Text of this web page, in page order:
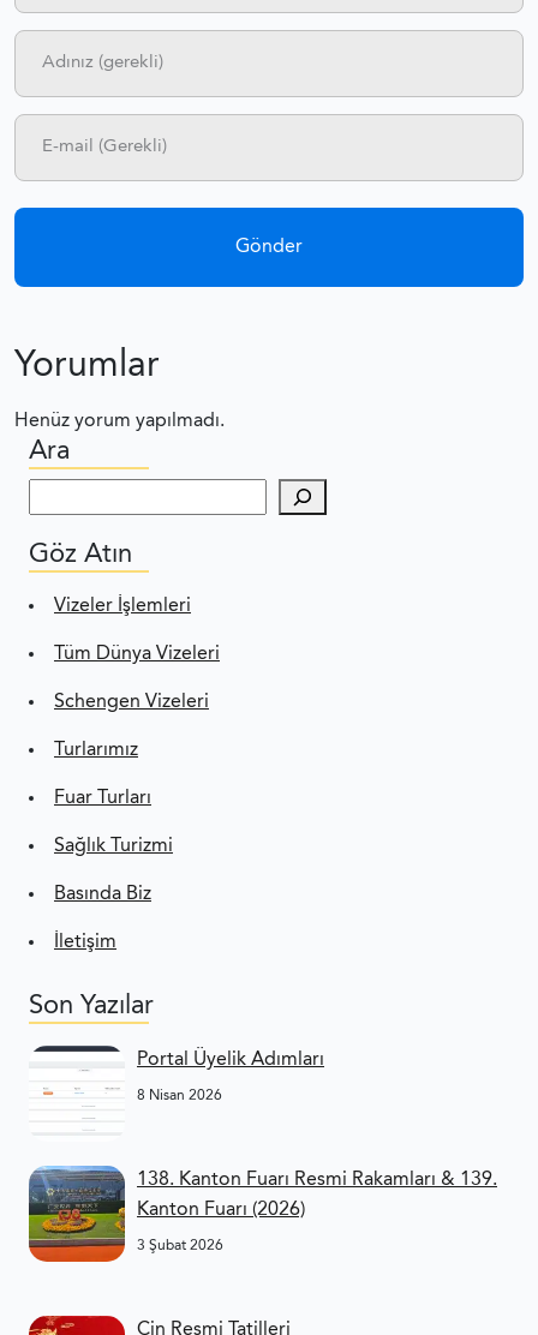
Yorumlar
Henüz yorum yapılmadı.
Ara
Göz Atın
Vizeler İşlemleri
Tüm Dünya Vizeleri
Schengen Vizeleri
Turlarımız
Fuar Turları
Sağlık Turizmi
Basında Biz
İletişim
Son Yazılar
Portal Üyelik Adımları
8 Nisan 2026
138. Kanton Fuarı Resmi Rakamları & 139.
Kanton Fuarı (2026)
3 Şubat 2026
Çin Resmi Tatilleri